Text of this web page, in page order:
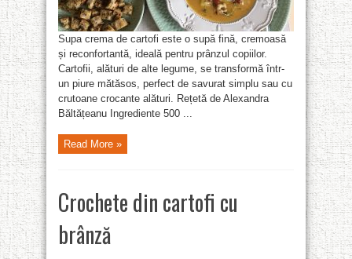
Supa crema de cartofi este o supă fină, cremoasă
și reconfortantă, ideală pentru prânzul copiilor.
Cartofii, alături de alte legume, se transformă într-
un piure mătăsos, perfect de savurat simplu sau cu
crutoane crocante alături. Rețetă de Alexandra
Băltățeanu Ingrediente 500 ...
Read More »
Crochete din cartofi cu
brânză